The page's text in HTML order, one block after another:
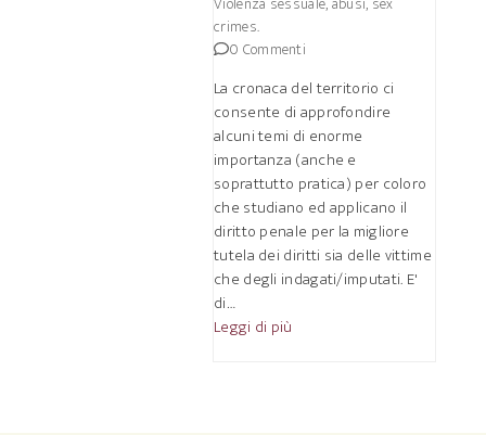
crimes.
0 Commenti
La cronaca del territorio ci
consente di approfondire
alcuni temi di enorme
importanza (anche e
soprattutto pratica) per coloro
che studiano ed applicano il
diritto penale per la migliore
tutela dei diritti sia delle vittime
che degli indagati/imputati. E'
di…
Leggi di più